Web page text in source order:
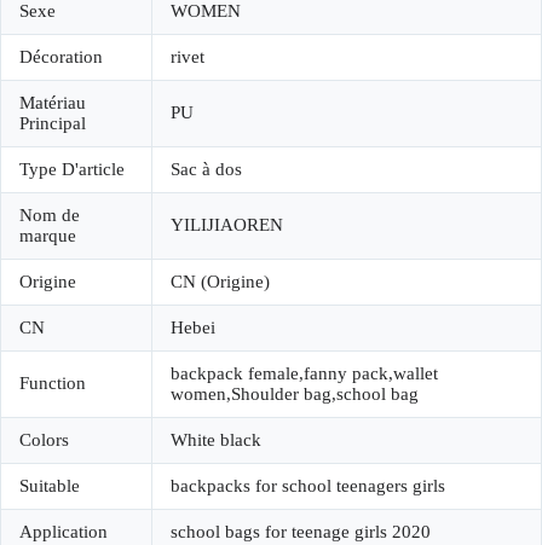
Sexe WOMEN
Décoration rivet
Matériau
Principal
PU
Type D'article Sac à dos
Nom de
marque
YILIJIAOREN
Origine CN (Origine)
CN Hebei
Function
backpack female,fanny pack,wallet
women,Shoulder bag,school bag
Colors White black
Suitable backpacks for school teenagers girls
Application school bags for teenage girls 2020